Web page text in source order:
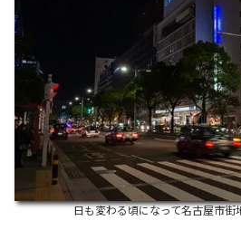
日も変わる頃になって名古屋市街